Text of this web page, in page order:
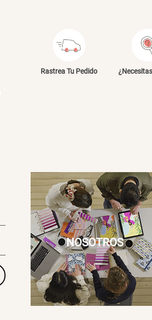
Rastrea Tu Pedido
NOSOTROS